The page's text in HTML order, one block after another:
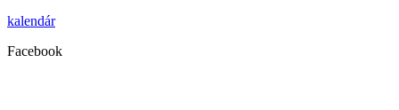
kalendár
Facebook